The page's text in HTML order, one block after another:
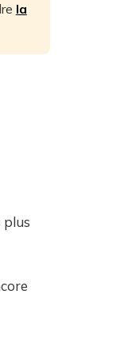
la
plus